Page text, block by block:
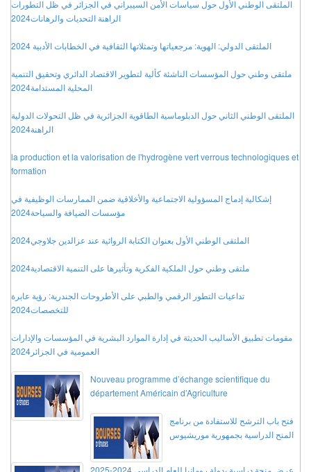
الملتقى الوطني الأول حول سياسات الأمن السيبراني في الجزائر في ظل التطورات
الراهنة التحديات والرهانات2024
الملتقى الدولي: الهوية: مرجعياتها وتمثلاتها الثقافية في الخطابات الأدبية 2024
ملتقى وطني حول المؤسسات الناشئة كألية لتطوير الاقتصاد الدائري وتحقيق التنمية
المحلية المستدامة2024
الملتقى الوطني الثاني حول الدبلوماسية الطاقوية الجزائرية في ظل التحولات الدولية
الراهنة2024
la production et la valorisation de l'hydrogène vert verrous technologiques et
formation
إشكالية إدماج المسؤولية الاجتماعية والأخلاقية ضمن الممارسات الوظيفية في
مؤسسات الضيافة والسياحة2024
الملتقى الوطني الأول بعنوان الكتابة الروائية عند عزالدين جلاوجي2024
ملتقى وطني حول الملكية الفكرية وتأثيرها على التنمية الاقتصادية2024
تداعيات التطور الرقمي والطبي على الأطروحات الجندرية: رؤية عابرة
للتخصصات2024
مقومات تطبيق الأساليب الحديثة في إدارة الموارد البشرية في المؤسسات والإدارات
العمومية في الجزائر2024
Nouveau programme d’échange scientifique du
département Américain d’Agriculture
فتح باب الترشح للاستفادة من برنامج
المنح الدراسية بجمهورية موريشيوس
عرض منحة دراسية بدولة رومانيا للعام الدراسي 2024-2025